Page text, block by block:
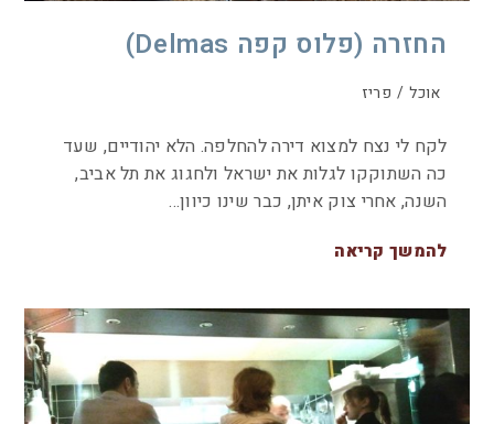
החזרה (פלוס קפה Delmas)
אוכל / פריז
לקח לי נצח למצוא דירה להחלפה. הלא יהודיים, שעד
כה השתוקקו לגלות את ישראל ולחגוג את תל אביב,
השנה, אחרי צוק איתן, כבר שינו כיוון…
להמשך קריאה